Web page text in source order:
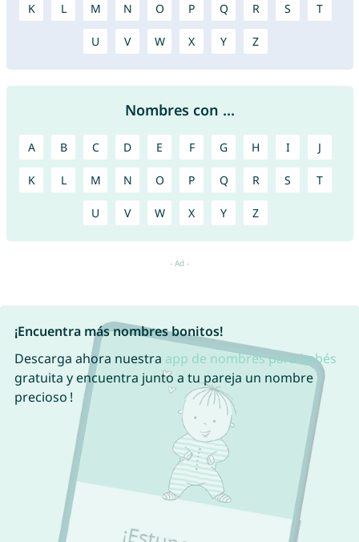
K L M N O P Q R S T
U V W X Y Z
Nombres con ...
A B C D E F G H I J
K L M N O P Q R S T
U V W X Y Z
¡Encuentra más nombres bonitos!
Descarga ahora nuestra app de nombres para bebés
gratuita y encuentra junto a tu pareja un nombre
precioso !